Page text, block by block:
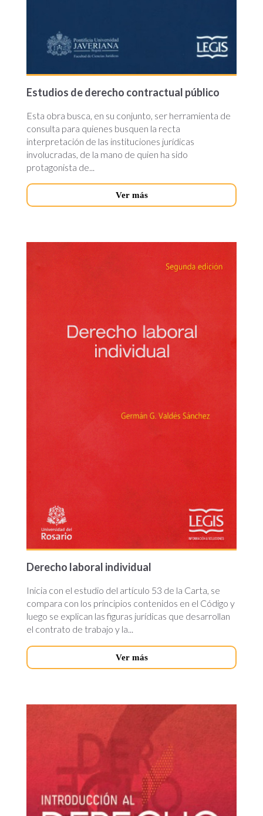
Estudios de derecho contractual público
Esta obra busca, en su conjunto, ser herramienta de
consulta para quienes busquen la recta
interpretación de las instituciones jurídicas
involucradas, de la mano de quien ha sido
protagonista de...
Ver más
Derecho laboral individual
Inicia con el estudio del artículo 53 de la Carta, se
compara con los principios contenidos en el Código y
luego se explican las figuras jurídicas que desarrollan
el contrato de trabajo y la...
Ver más